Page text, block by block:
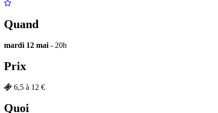
Quand
mardi 12 mai - 20h
Prix
6,5 à 12 €
Quoi